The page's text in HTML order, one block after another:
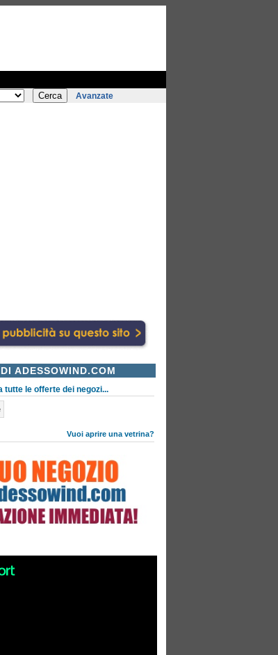
Avanzate
ADESSOWIND.COM
tutte le offerte dei negozi...
Vuoi aprire una vetrina?